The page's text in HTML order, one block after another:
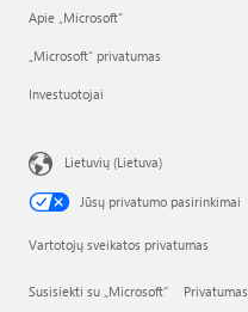
Apie „Microsoft“
„Microsoft“ privatumas
Investuotojai
Lietuvių (Lietuva)
Jūsų privatumo pasirinkimai
Vartotojų sveikatos privatumas
Susisiekti su „Microsoft“ Privatumas